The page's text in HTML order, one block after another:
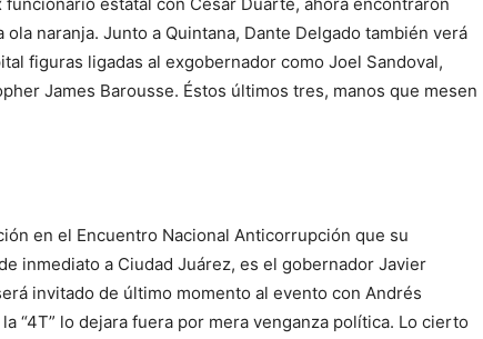
naranja. Junto a Quintana, Dante Delgado también verá
figuras ligadas al exgobernador como Joel Sandoval,
James Barousse. Éstos últimos tres, manos que mesen
en el Encuentro Nacional Anticorrupción que su
inmediato a Ciudad Juárez, es el gobernador Javier
invitado de último momento al evento con Andrés
“4T” lo dejara fuera por mera venganza política. Lo cierto